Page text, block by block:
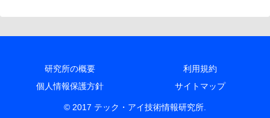
研究所の概要
利用規約
個人情報保護方針
サイトマップ
© 2017 テック・アイ技術情報研究所.